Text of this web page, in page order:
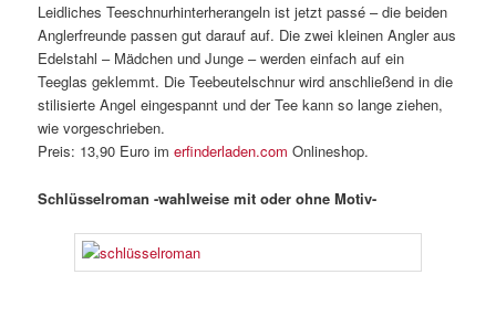
Leidliches Teeschnurhinterherangeln ist jetzt passé – die beiden
Anglerfreunde passen gut darauf auf. Die zwei kleinen Angler aus
Edelstahl – Mädchen und Junge – werden einfach auf ein
Teeglas geklemmt. Die Teebeutelschnur wird anschließend in die
stilisierte Angel eingespannt und der Tee kann so lange ziehen,
wie vorgeschrieben.
Preis: 13,90 Euro imerfinderladen.com Onlineshop.
Schlüsselroman -wahlweise mit oder ohne Motiv-